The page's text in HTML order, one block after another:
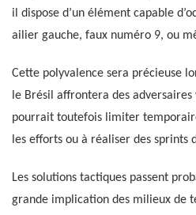
il dispose d’un élément capable
ailier gauche, faux numéro 9, ou
Cette polyvalence sera précieuse
le Brésil affrontera des
pourrait toutefois limiter
les efforts ou à réaliser des sprints
Les solutions tactiques passent
grande implication des milieux de